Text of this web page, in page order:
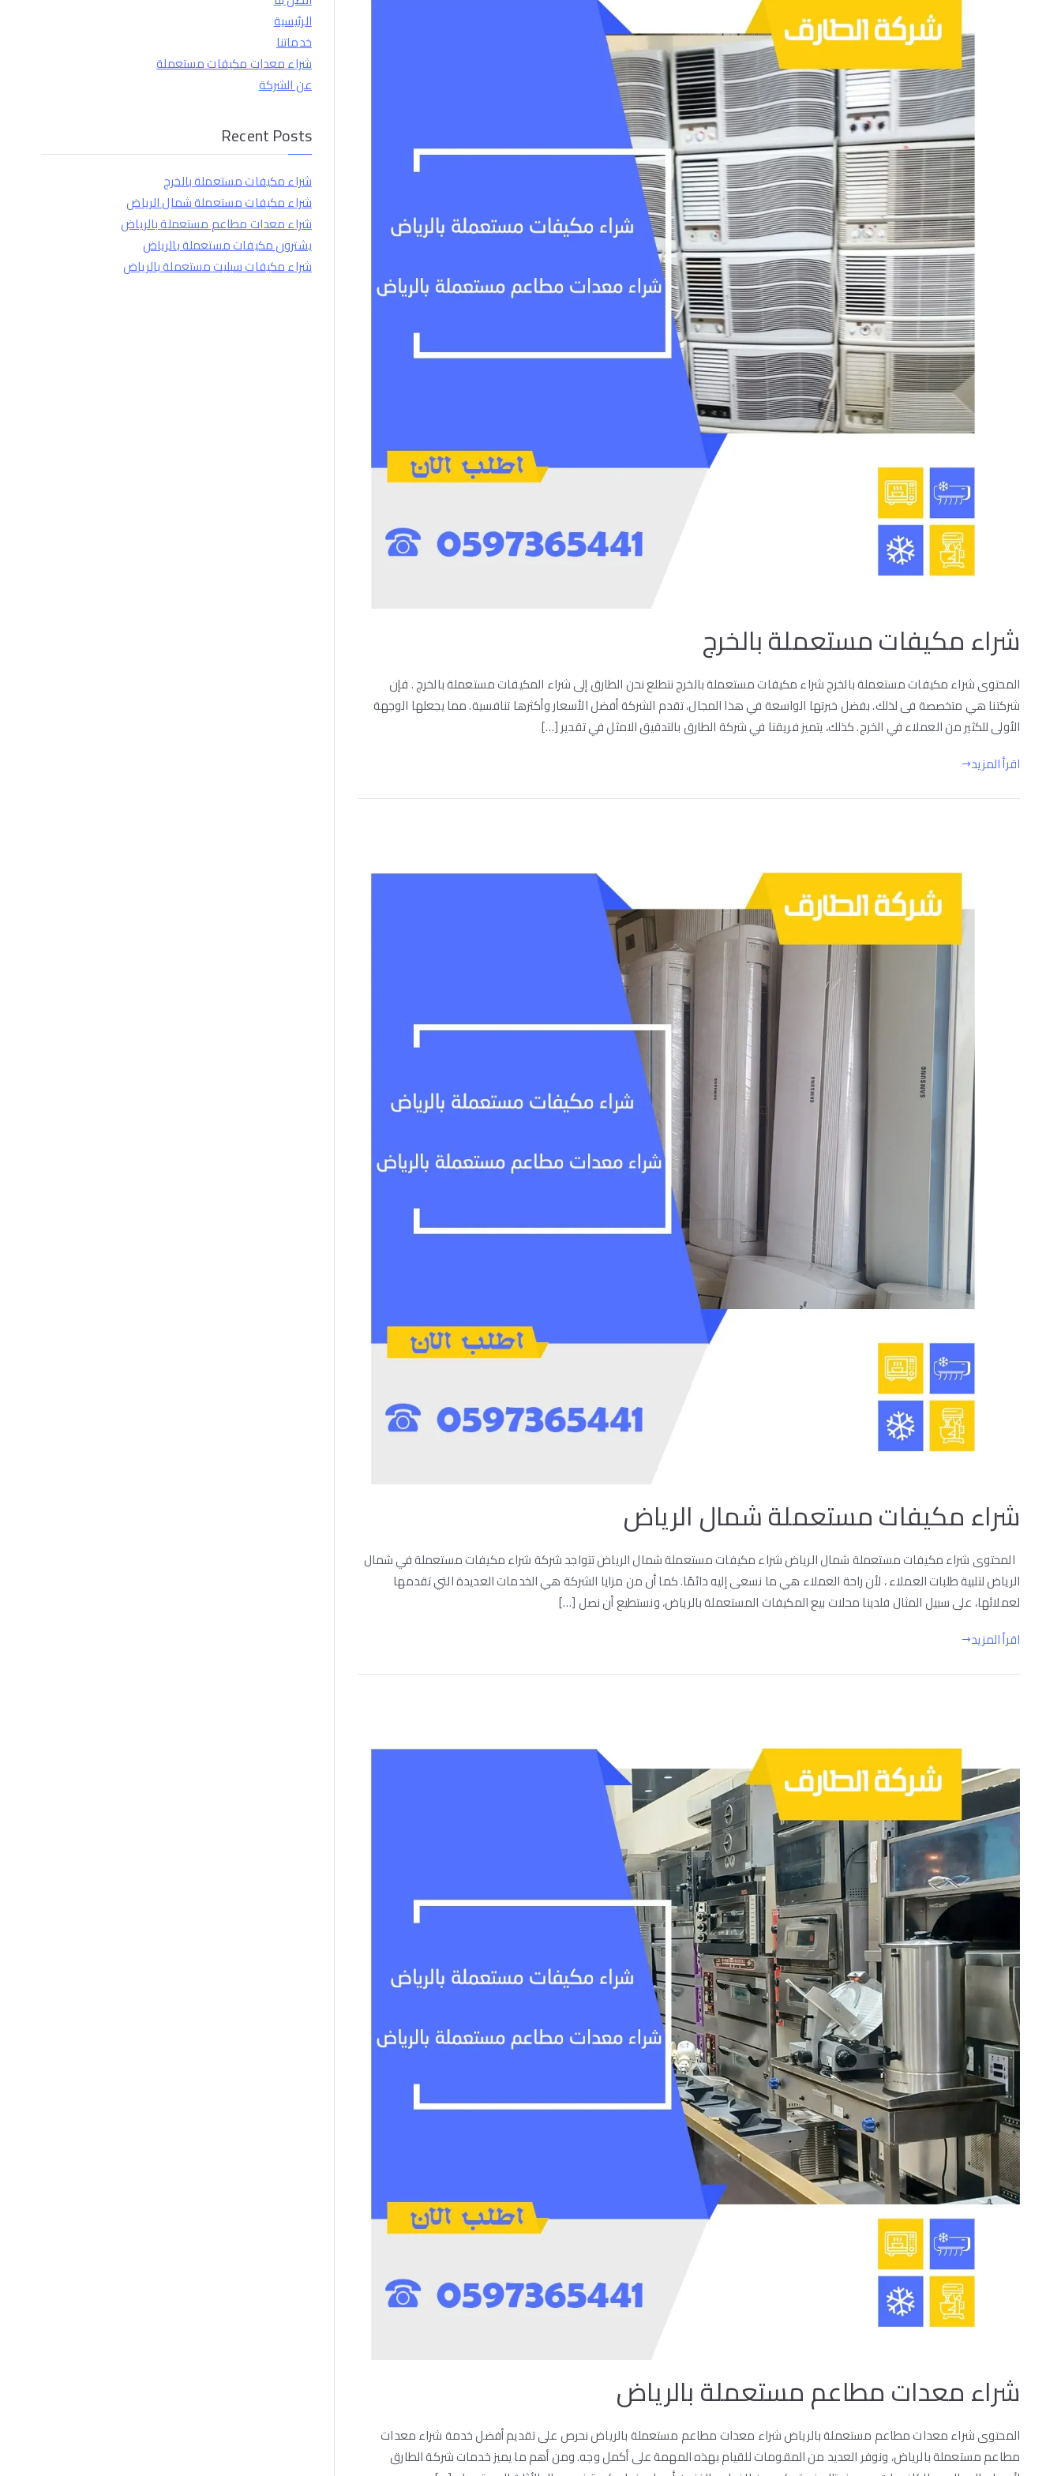
شراء مكيفات مستعملة بالخرج
المحتوى شراء مكيفات مستعملة بالخرج شراء مكيفات مستعملة بالخرج نتطلع نحن الطارق إلى شراء المكيفات مستعملة بالخرج . فإن
شركتنا هي متخصصة فى لذلك. بفضل خبرتها الواسعة في هذا المجال، تقدم الشركة أفضل الأسعار وأكثرها تنافسية. مما يجعلها الوجهة
الأولى للكثير من العملاء في الخرج. كذلك، يتميز فريقنا في شركة الطارق بالتدقيق الامثل في تقدير […]
اقرأ المزيد
شراء مكيفات مستعملة شمال الرياض
المحتوى شراء مكيفات مستعملة شمال الرياض شراء مكيفات مستعملة شمال الرياض تتواجد شركة شراء مكيفات مستعملة في شمال
الرياض لتلبية طلبات العملاء ، لأن راحة العملاء هي ما نسعى إليه دائمًا. كما أن من مزايا الشركة هي الخدمات العديدة التي تقدمها
لعملائها، على سبيل المثال فلدينا محلات بيع المكيفات المستعملة بالرياض، ونستطيع أن نصل […]
اقرأ المزيد
شراء معدات مطاعم مستعملة بالرياض
المحتوى شراء معدات مطاعم مستعملة بالرياض شراء معدات مطاعم مستعملة بالرياض نحرص على تقديم أفضل خدمة شراء معدات
مطاعم مستعملة بالرياض، ونوفر العديد من المقومات للقيام بهذه المهمة على أكمل وجه. ومن أهم ما يميز خدمات شركة الطارق
الرئيسية
خدماتنا
شراء معدات مكيفات مستعملة
عن الشركة
Recent Posts
شراء مكيفات مستعملة بالخرج
شراء مكيفات مستعملة شمال الرياض
شراء معدات مطاعم مستعملة بالرياض
يشترون مكيفات مستعملة بالرياض
شراء مكيفات سبليت مستعملة بالرياض